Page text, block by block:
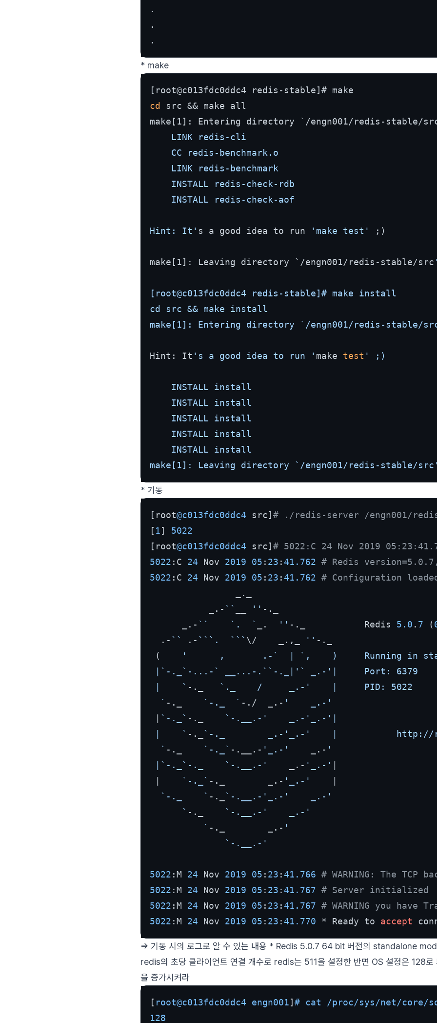
.
.
.
* make
cd
src && make all
make[1]: Entering directory `/engn001/redis-stable/
    LINK redis-cli
    CC redis-benchmark.o
    LINK redis-benchmark
    INSTALL redis-check-rdb
    INSTALL redis-check-aof
Hint: It' s a good idea to run 'make test' ;)
make[1]: Leaving directory `/engn001/redis-stable/src
[root@c013fdc0ddc4 redis-stable]# make install
cd src && make install
make[1]: Entering directory `/engn001/redis-stable/
Hint: It 's a good idea to run ' make test ' ;)
    INSTALL install
    INSTALL install
    INSTALL install
    INSTALL install
    INSTALL install
make[1]: Leaving directory `/engn001/redis-stable/
* 기동
[root@c013fdc0ddc4 src] # ./redis-server /engn001/
[ 1] 5022
[root@c013fdc0ddc4 src] # 5022:C 24 Nov 2019
5022 :C 24 Nov 2019 05 : 23 :41.762 # Redis
5022 :C 24 Nov 2019 05 : 23 :41.762 # Configuration
                _._
           _.-
`` '' -._
      _.-
`` `.  ` _. '' -._           Redis 5.0 . 7 (
  .-
`` .- `` `.  ` `` \/    _.,_ '' -._
(
'      ,       .-`  | `,    )     Running in
|`-._`-...-` __...-.``-._|' ` _.-'|     Port: 6379
|    ` -._ `._    /     _.-'    |     PID: 5022
  `
-._ `-._  ` -./  _.- '    _.-'
`-._` -._ `-.__.-'    _.-'_.-'|
|    ` -._ `-._        _.-'_.-'    |           http://
  `
-._ `-._` -.__.- '_.-'
    _.-
'
|`-._`-._    `-.__.-'
    _.-
'_.-'
`-._` -._        _.- '_.-'
`-._    ` -._ `-.__.-'_.-'    _.-'
      `
-._ `-.__.-'    _.-'
          `
-._        _.- '
              `-.__.-'
5022 :M 24 Nov 2019 05 : 23 :41.766 # WARNING: The
5022 :M 24 Nov 2019 05 : 23 :41.767 # Server initialized
5022 :M 24 Nov 2019 05 : 23 :41.767 # WARNING you
5022 :M 24 Nov 2019 05 : 23 :41.770 * Ready to accept
=> 기동 시의 로그로 알 수 있는 내용 * Redis 5.0.7 64 bit 버전의 standalone
redis의 초당 클라이언트 연결 개수로 redis는 511을 설정한 반면 OS 설정은 128로
을 증가시켜라
[ root@c013fdc0ddc4 engn001] # cat /proc/sys/net/core/
128